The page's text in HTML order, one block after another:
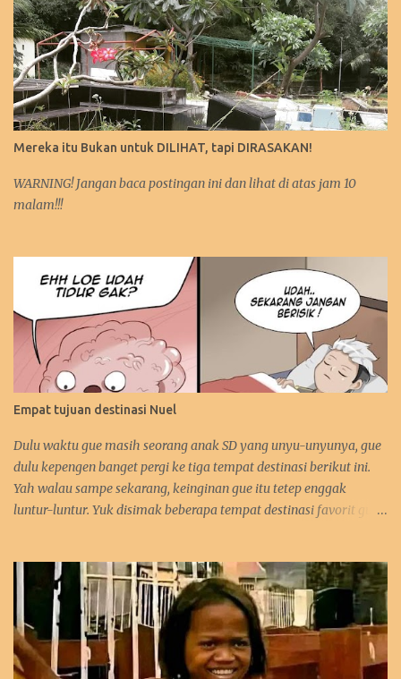
Mereka itu Bukan untuk DILIHAT, tapi DIRASAKAN!
WARNING! Jangan baca postingan ini dan lihat di atas jam 10
malam!!!
Empat tujuan destinasi Nuel
Dulu waktu gue masih seorang anak SD yang unyu-unyunya, gue
dulu kepengen banget pergi ke tiga tempat destinasi berikut ini.
Yah walau sampe sekarang, keinginan gue itu tetep enggak
luntur-luntur. Yuk disimak beberapa tempat destinasi favorit gue.
Paris-nya. Gue pengen bangen liat Menara Eiffel, Arc de Triomph,
serta juga Katedral Notre Dame-nya. Selain itu, katanya pantai-
pantai di Perancis itu sangat menawan keindahannya. Tapi yah,
intinya karna Menara Eiffel-lah gue pengen ke Perancis. Hehehe.
Bahkan gue juga tertarik mempelajari bahasa Perancis. Kalo